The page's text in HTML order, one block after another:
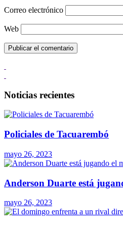
Correo electrónico
Web
Noticias recientes
Policiales de Tacuarembó
mayo 26, 2023
Anderson Duarte está
mayo 26, 2023